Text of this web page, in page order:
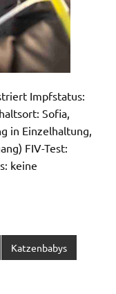
Impfstatus:
Sofia,
in Einzelhaltung,
FIV-Test:
keine
Katzenbabys